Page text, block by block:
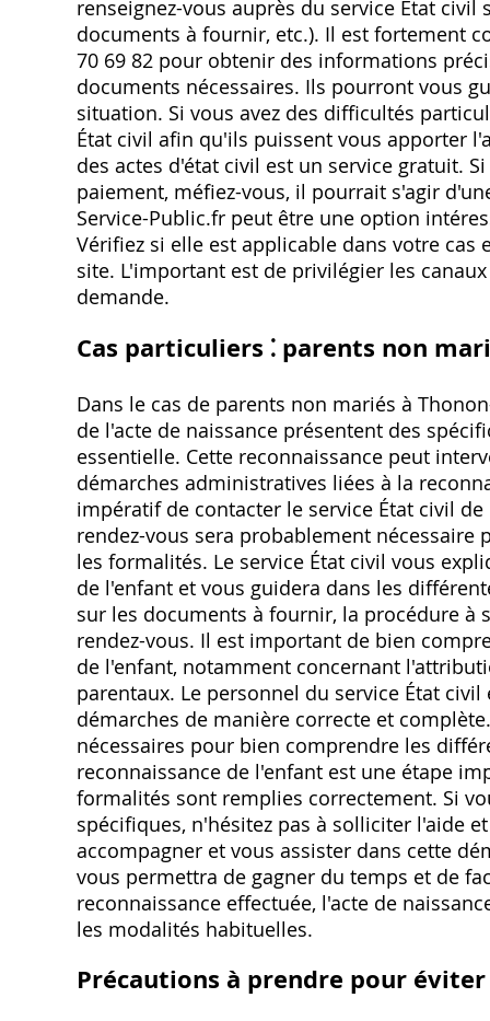
renseignez-vous auprès du service État
documents à fournir, etc.). Il est fortement
70 69 82 pour obtenir des informations
documents nécessaires. Ils pourront vous
situation. Si vous avez des difficultés
État civil afin qu'ils puissent vous apporter
des actes d'état civil est un service gratuit.
paiement, méfiez-vous, il pourrait s'agir
Service-Public.fr peut être une option
Vérifiez si elle est applicable dans votre
site. L'important est de privilégier les
demande.
Cas particuliers ⁚ parents non
Dans le cas de parents non mariés à
de l'acte de naissance présentent des
essentielle. Cette reconnaissance peut
démarches administratives liées à la
impératif de contacter le service État civil
rendez-vous sera probablement
les formalités. Le service État civil vous
de l'enfant et vous guidera dans les
sur les documents à fournir, la procédure à
rendez-vous. Il est important de bien
de l'enfant, notamment concernant
parentaux. Le personnel du service État
démarches de manière correcte et
nécessaires pour bien comprendre les
reconnaissance de l'enfant est une étape
formalités sont remplies correctement. Si
spécifiques, n'hésitez pas à solliciter l'aide
accompagner et vous assister dans cette
vous permettra de gagner du temps et de
reconnaissance effectuée, l'acte de
les modalités habituelles.
Précautions à prendre pour